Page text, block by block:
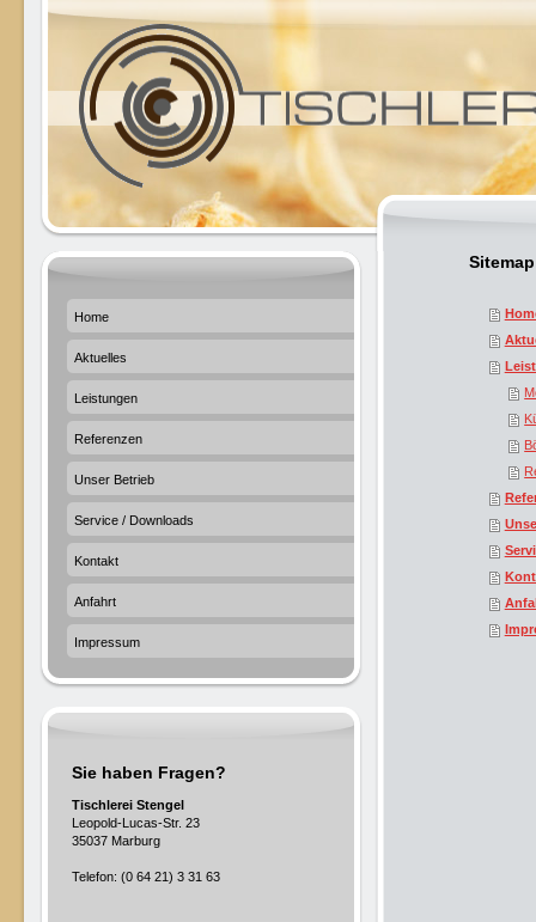
Sitemap
Home
Aktuelles
Leistungen
Referenzen
Unser Betrieb
Service / Downloads
Kontakt
Anfahrt
Impressum
Sie haben Fragen?
Tischlerei Stengel
Leopold-Lucas-Str. 23
35037 Marburg
Telefon: (0 64 21) 3 31 63